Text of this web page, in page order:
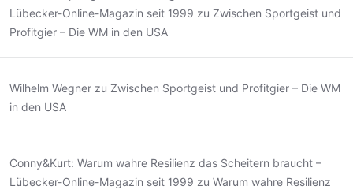
Lübecker-Online-Magazin seit 1999 zu Zwischen Sportgeist und
Profitgier – Die WM in den USA
Wilhelm Wegner zu Zwischen Sportgeist und Profitgier – Die WM
in den USA
Conny&Kurt: Warum wahre Resilienz das Scheitern braucht –
Lübecker-Online-Magazin seit 1999 zu Warum wahre Resilienz